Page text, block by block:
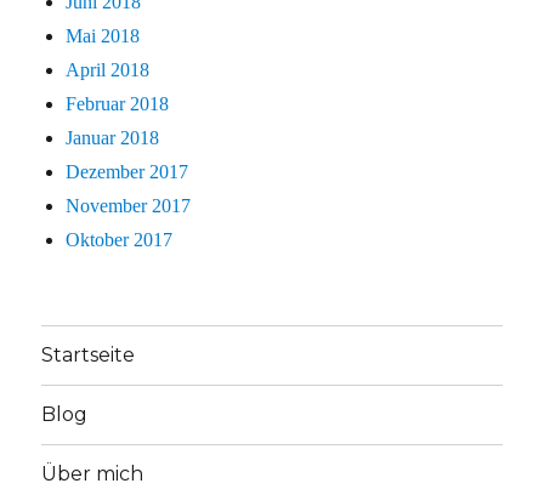
Mai 2018
April 2018
Februar 2018
Januar 2018
Dezember 2017
November 2017
Oktober 2017
Startseite
Blog
Über mich